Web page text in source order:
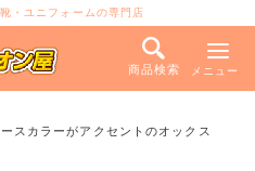
・ユニフォームの専門店
商品検索 メニュー
スカラーがアクセントのオックス